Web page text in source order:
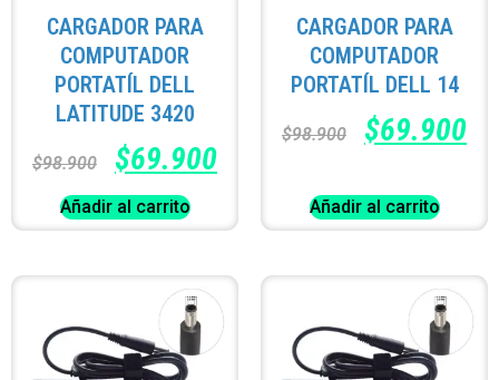
CARGADOR PARA
COMPUTADOR
PORTATÍL DELL
LATITUDE 3420
$98.900 $69.900
Añadir al carrito
CARGADOR PARA
COMPUTADOR
PORTATÍL DELL 14
$98.900 $69.900
Añadir al carrito